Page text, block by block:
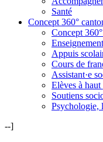
Santé
Concept 360°
Concept
Appuis
Cours de
Assistant·e
Elèves à
Soutiens
Psychologie,
--]